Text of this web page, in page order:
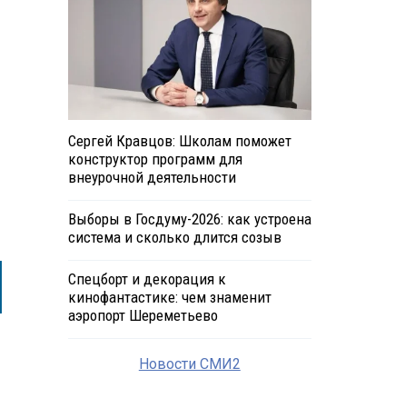
Сергей Кравцов: Школам поможет
конструктор программ для
внеурочной деятельности
Выборы в Госдуму-2026: как устроена
система и сколько длится созыв
Спецборт и декорация к
кинофантастике: чем знаменит
аэропорт Шереметьево
Новости СМИ2